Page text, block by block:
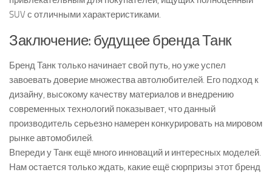
SUV с отличными характеристиками.
Заключение: будущее бренда Танк
Бренд Танк только начинает свой путь, но уже успел
завоевать доверие множества автолюбителей. Его подход к
дизайну, высокому качеству материалов и внедрению
современных технологий показывает, что данный
производитель серьезно намерен конкурировать на мировом
рынке автомобилей.
Впереди у Танк ещё много инноваций и интересных моделей.
Нам остается только ждать, какие ещё сюрпризы этот бренд